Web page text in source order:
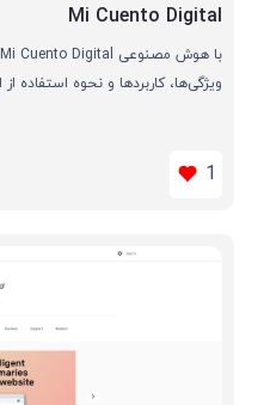
Mi Cuento Digital
ویژگی‌ها، کاربردها و نحوه استفاده
1